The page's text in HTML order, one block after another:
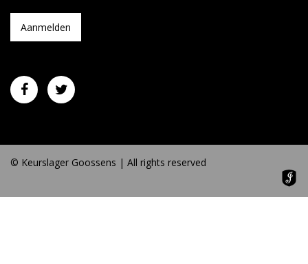
© Keurslager Goossens | All rights reserved